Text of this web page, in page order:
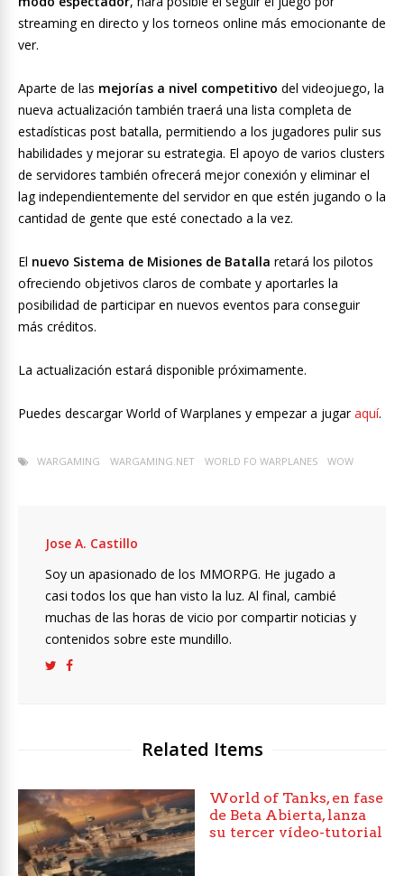
streaming en directo y los torneos online más emocionante de
ver.
Aparte de las mejorías a nivel competitivo del videojuego, la
nueva actualización también traerá una lista completa de
estadísticas post batalla, permitiendo a los jugadores pulir sus
habilidades y mejorar su estrategia. El apoyo de varios clusters
de servidores también ofrecerá mejor conexión y eliminar el
lag independientemente del servidor en que estén jugando o la
cantidad de gente que esté conectado a la vez.
El nuevo Sistema de Misiones de Batalla retará los pilotos
ofreciendo objetivos claros de combate y aportarles la
posibilidad de participar en nuevos eventos para conseguir
más créditos.
La actualización estará disponible próximamente.
Puedes descargar World of Warplanes y empezar a jugaraquí.
WARGAMING WARGAMING.NET WORLD FO WARPLANES WOW
Jose A. Castillo
Soy un apasionado de los MMORPG. He jugado a
casi todos los que han visto la luz. Al final, cambié
muchas de las horas de vicio por compartir noticias y
contenidos sobre este mundillo.
Related Items
World of Tanks, en fase
de Beta Abierta, lanza
su tercer vídeo-tutorial